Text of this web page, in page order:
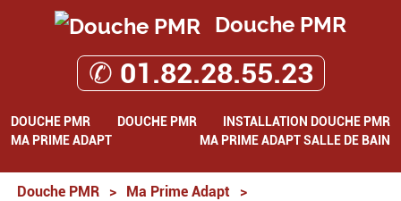
Douche PMR
✆ 01.82.28.55.23
DOUCHE PMR DOUCHE PMR
INSTALLATION DOUCHE PMR
MA PRIME ADAPT
MA PRIME ADAPT SALLE DE BAIN
Douche PMR > Ma Prime Adapt
>